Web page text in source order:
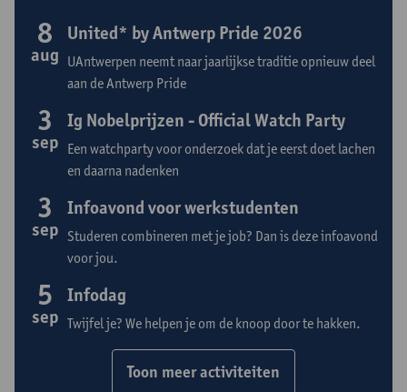
United* by Antwerp Pride 2026
UAntwerpen neemt naar jaarlijkse traditie opnieuw deel
aan de Antwerp Pride
8
aug
Ig Nobelprijzen - Official Watch Party
Een watchparty voor onderzoek dat je eerst doet lachen
en daarna nadenken
3
sep
Infoavond voor werkstudenten
Studeren combineren met je job? Dan is deze infoavond
voor jou.
3
sep
Infodag
Twijfel je? We helpen je om de knoop door te hakken.
5
sep
Toon meer activiteiten